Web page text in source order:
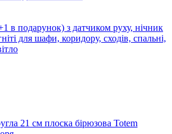
в подарунок) з датчиком руху, нічник
для шафи, коридору, сходів, спальні,